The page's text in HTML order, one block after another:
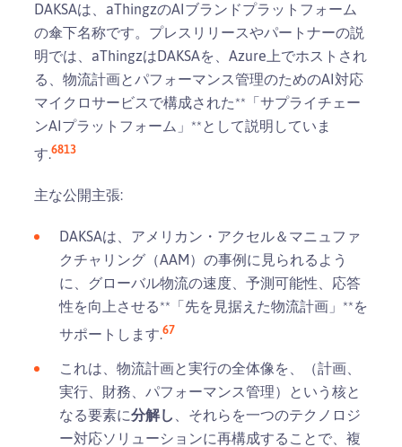
DAKSAは、aThingzのAIブランドプラットフォーム
の傘下名称です。プレスリリースやパートナーの説
明では、aThingzはDAKSAを、Azure上でホストされ
る、物流計画とパフォーマンス管理のためのAI対応
マイクロサービスで構成された**「サプライチェー
ンAIプラットフォーム」**として説明していま
す.6813
主な公開主張:
DAKSAは、アメリカン・アクセル＆マニュファ
クチャリング（AAM）の事例に見られるよう
に、グローバル物流の速度、予測可能性、応答
性を向上させる**「先を見据えた物流計画」**を
サポートします.67
これは、物流計画と実行の全体像を、（計画、
実行、財務、パフォーマンス管理）という核と
なる要素に分解し 、それらを一つのテクノロジ
ー対応ソリューションに再構成することで、複